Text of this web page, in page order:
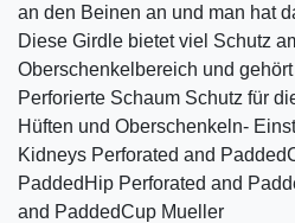
an den Beinen an und man hat
Diese Girdle bietet viel Schutz
Oberschenkelbereich und
Perforierte Schaum Schutz für
Hüften und Oberschenkeln-
Kidneys Perforated and
PaddedHip Perforated and
and PaddedCup Mueller